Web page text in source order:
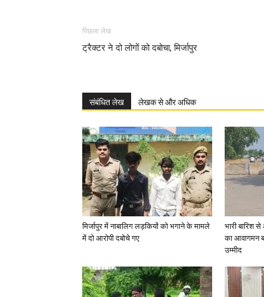
पिछला लेख
ट्रैक्टर ने दो लोगों को दबोचा, मिर्जापुर
संबंधित लेख लेखक से और अधिक
मिर्जापुर में नाबालिग लड़कियों को भगाने के मामले
में दो आरोपी दबोचे गए
भारी बारिश
का आवागमन
उम्मीद